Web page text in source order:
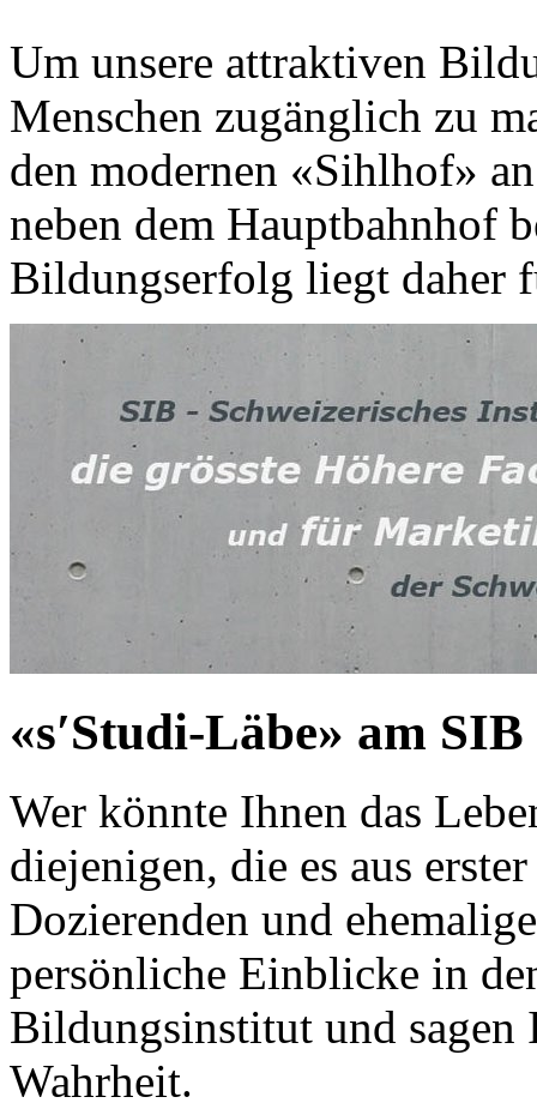
Um unsere attraktiven
Menschen zugänglich zu
den modernen «Sihlhof»
neben dem Hauptbahnhof
Bildungserfolg liegt daher
«s′Studi-Läbe» am SIB
Wer könnte Ihnen das
diejenigen, die es aus
Dozierenden und
persönliche Einblicke in
Bildungsinstitut und sagen
Wahrheit.